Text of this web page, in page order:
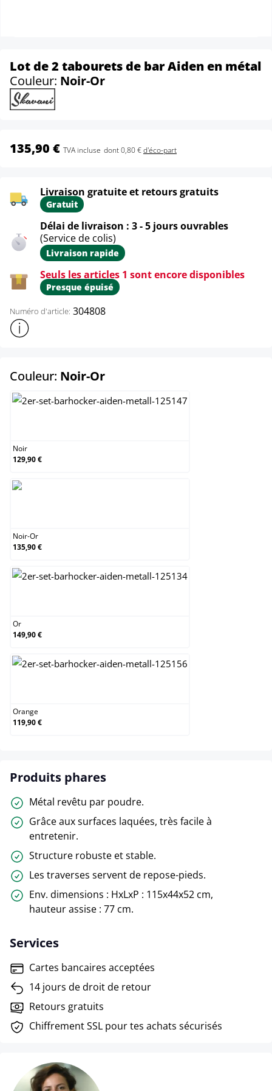
Lot de 2 tabourets de bar Aiden en métal
Couleur: Noir-Or
135,90 € TVA incluse dont 0,80 €d'éco-part
Livraison gratuite et retours gratuits
Gratuit
Délai de livraison : 3 - 5 jours ouvrables
(Service de colis)
Livraison rapide
Seuls les articles 1 sont encore disponibles
Presque épuisé
Numéro d'article: 304808
Afficher plus d'informations sur le produit
Couleur: Noir-Orselect
Noir
129,90 €
Noir-Or
135,90 €
Or
149,90 €
Orange
119,90 €
Produits phares
Métal revêtu par poudre.
Grâce aux surfaces laquées, très facile à
entretenir.
Structure robuste et stable.
Les traverses servent de repose-pieds.
Env. dimensions : HxLxP : 115x44x52 cm,
hauteur assise : 77 cm.
Services
Cartes bancaires acceptées
14 jours de droit de retour
Retours gratuits
Chiffrement SSL pour tes achats sécurisés